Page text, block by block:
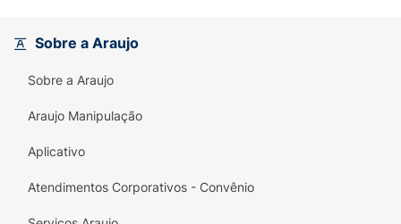
Sobre a Araujo
Sobre a Araujo
Araujo Manipulação
Aplicativo
Atendimentos Corporativos - Convênio